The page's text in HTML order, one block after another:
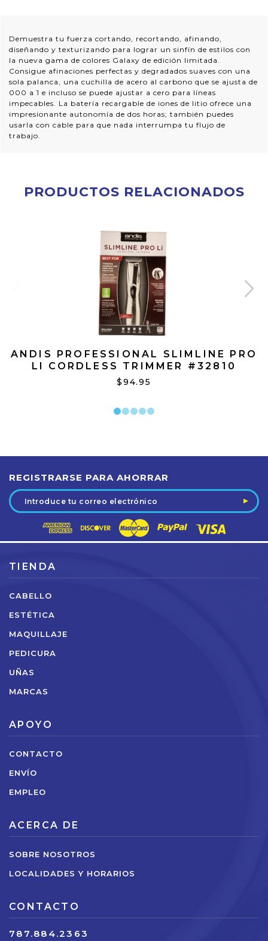
Demuestra tu fuerza cortando, recortando, afinando,
diseñando y texturizando para lograr un sinfín de estilos con
la nueva gama de colores Galaxy de edición limitada.
Consigue afinaciones perfectas y degradados suaves con una
sola palanca, una cuchilla de acero al carbono que se ajusta de
000 a 1 e incluso se puede ajustar a cero para líneas
impecables. La batería recargable de iones de litio ofrece una
impresionante autonomía de dos horas; también puedes
usarla con cable para que nada interrumpa tu flujo de
trabajo.
PRODUCTOS RELACIONADOS
ANDIS PROFESSIONAL SLIMLINE PRO
LI CORDLESS TRIMMER #32810
$94.95
REGISTRARSE PARA AHORRAR
Dirección
de
electrónico
TIENDA
CABELLO
ESTÉTICA
MAQUILLAJE
PEDICURA
UÑAS
MARCAS
APOYO
CONTACTO
ENVÍO
EMPLEO
ACERCA DE
SOBRE NOSOTROS
LOCALIDADES Y HORARIOS
CONTACTO
787.884.2363